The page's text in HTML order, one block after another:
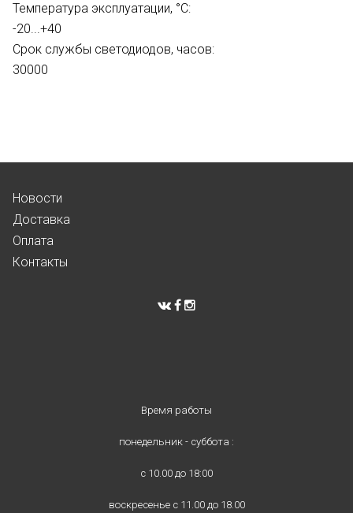
Температура эксплуатации, °С:
-20...+40
Срок службы светодиодов, часов:
30000
Новости
Доставка
Оплата
Контакты
Время работы
понедельник - суббота :
с 10.00 до 18:00
воскресенье с 11.00 до 18.00